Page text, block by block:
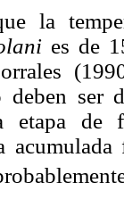
la
es de
deben ser
etapa